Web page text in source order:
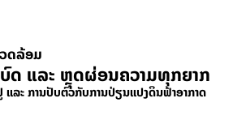
ດລ້ອມ
ດ ແລະ ຫຼຸດຜ່ອນຄວາມທຸກຍາກ
ແລະ ການປັບຕົວກັບການປ່ຽນແປງດິນຟ້າອາກາດ